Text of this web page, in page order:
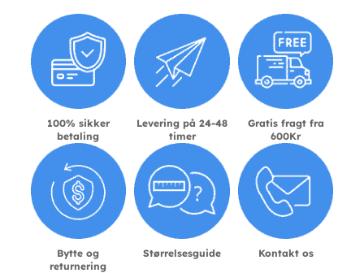
100% sikker
betaling
Levering på 24-48
timer
Gratis fragt fra
600Kr
Bytte og
returnering
Størrelsesguide Kontakt os